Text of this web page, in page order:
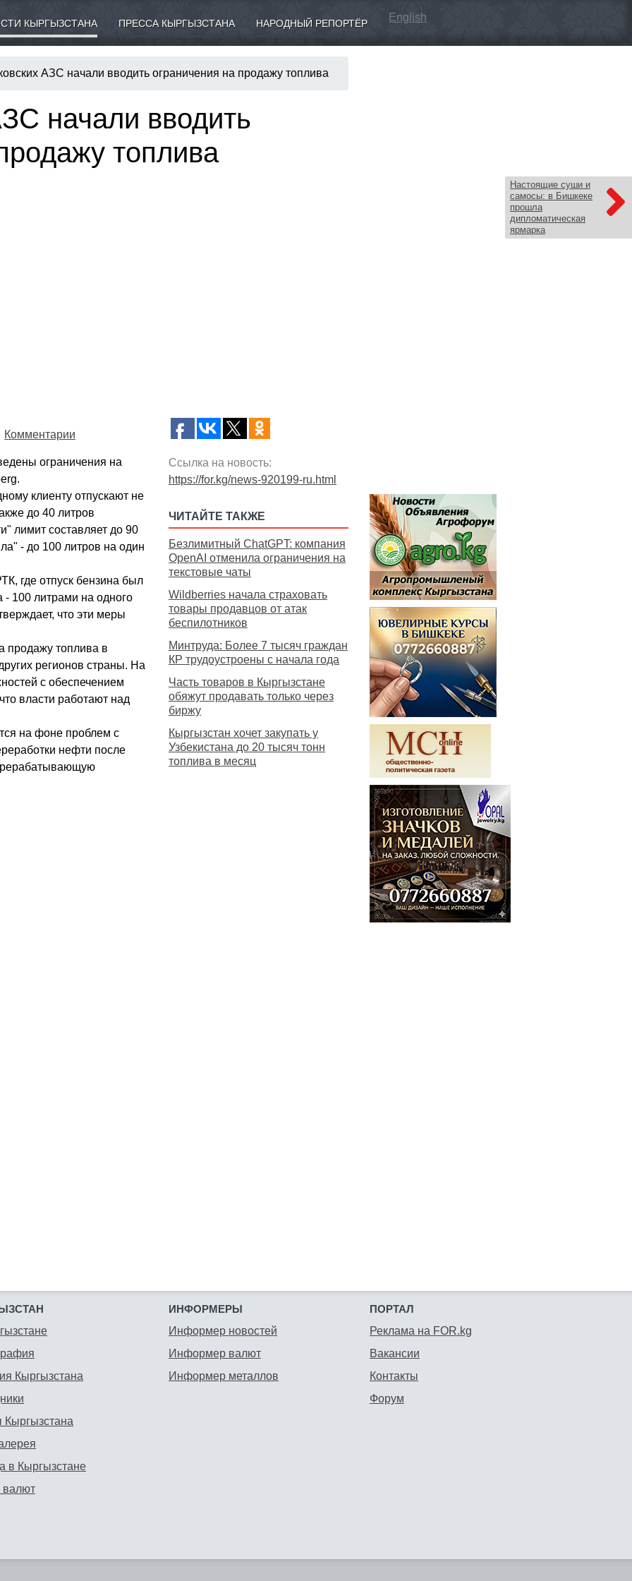
КЫРГЫЗСТАНА ПРЕССА КЫРГЫЗСТАНА НАРОДНЫЙ РЕПОРТЁР English
АЗС начали вводить ограничения на продажу топлива
Настоящие суши и
самосы: в Бишкеке
прошла
дипломатическая
ярмарка
начали вводить
топлива
Комментарии
ограничения на
клиенту отпускают не
до 40 литров
лимит составляет до 90
- до 100 литров на один
где отпуск бензина был
- 100 литрами на одного
что эти меры
продажу топлива в
регионов страны. На
с обеспечением
власти работают над
на фоне проблем с
нефти после
Ссылка на новость:
https://for.kg/news-920199-ru.html
ЧИТАЙТЕ ТАКЖЕ
Безлимитный ChatGPT: компания
OpenAI отменила ограничения на
текстовые чаты
Wildberries начала страховать
товары продавцов от атак
беспилотников
Минтруда: Более 7 тысяч граждан
КР трудоустроены с начала года
Часть товаров в Кыргызстане
обяжут продавать только через
биржу
Кыргызстан хочет закупать у
Узбекистана до 20 тысяч тонн
топлива в месяц
Кыргызстана
Кыргызстана
в Кыргызстане
валют
ИНФОРМЕРЫ
Информер новостей
Информер валют
Информер металлов
ПОРТАЛ
Реклама на FOR.kg
Вакансии
Контакты
Форум